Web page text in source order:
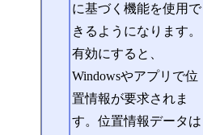
に基づく機能を使用で
きるようになります。
有効にすると、
Windowsやアプリで位
置情報が要求されま
す。位置情報データは